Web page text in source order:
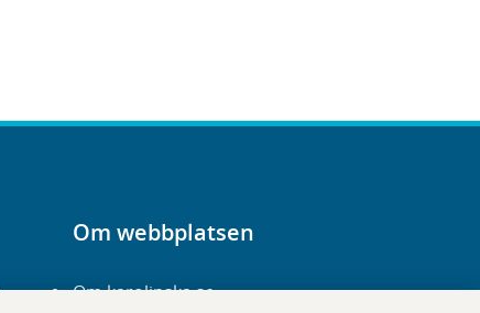
Om webbplatsen
Om karolinska.se